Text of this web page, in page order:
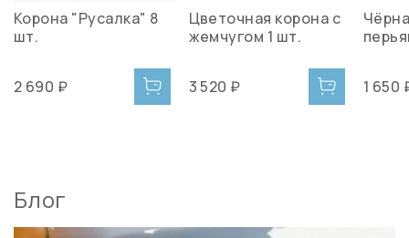
Корона "Русалка" 8
шт.
2 690 ₽
Цветочная корона с
жемчугом 1 шт.
3 520 ₽ 1 650
Блог